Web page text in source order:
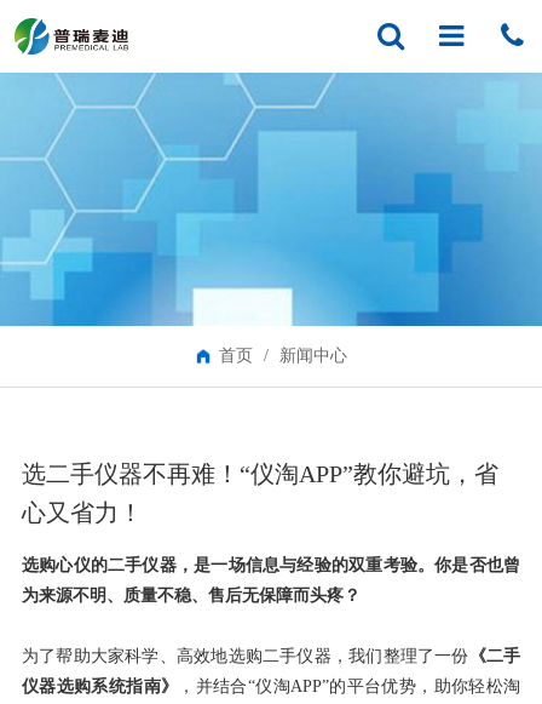
首页 / 新闻中心
选二手仪器不再难！“仪淘APP”教你避坑，省
心又省力！
选购心仪的二手仪器，是一场信息与经验的双重考验。你是否也曾
为来源不明、质量不稳、售后无保障而头疼？
为了帮助大家科学、高效地选购二手仪器，我们整理了一份 《二手
仪器选购系统指南》
，并结合“仪淘APP”的平台优势，助你轻松淘